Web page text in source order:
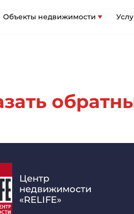
Объекты недвижимости
Центр
недвижимости
«RELIFE»